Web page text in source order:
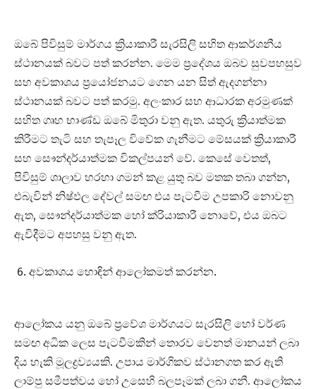
ඔබේ පිවිසුම් මාර්ගය ක්‍රියාකාරී සැරසිලි සහිත ආකර්ශනීය
ස්ථානයක් බවට පත් කරන්න. මෙම ප්‍රදේශය ඔබව සුවපහසුව
සහ අවකාශය ප්‍රයෝජනයට ගෙන යන සිත් ඇදගන්නා
ස්ථානයක් බවට පත් කරමු. අලංකාර සහ ආධාරක අරමුණක්
සහිත ගෘහ භාණ්ඩ ඔබේ මිතුරා වනු ඇත. යතුරු ක්‍රියාත්මක
කිරීමට තැටි සහ තැපෑල විවේක ගැනීමට මේසයක් ක්‍රියාකාරී
සහ සෞන්දර්යාත්මක විකල්පයන් වේ. කෙසේ වෙතත්,
පිවිසුම් ශාලාව හරහා ගමන් කළ යුතු බව මතක තබා ගන්න,
එබැවින් නිෂ්ඵල දේවල් සමඟ එය පැටවීම උපකාරි නොවනු
ඇත, සෞන්දර්යාත්මක හෝ ක්රියාකාරී නොවේ, එය ඔබට
ඇවිදීමට අපහසු වනු ඇත.
අවකාශය හොඳින් ආලෝකමත් කරන්න.
ආලෝකය යනු ඔබේ ප්‍රවේශ මාර්ගයට සැරසිලි හෝ වර්ණ
සමඟ අධික ලෙස පැටවීමකින් තොරව වෙනත් මානයන් ලබා
දිය හැකි මූලද්‍රව්‍යයකි. උපාය මාර්ගිකව ස්ථානගත කර ඇති
ලාම්පු සමීපත්වය හෝ උසෙහි බලපෑමක් ලබා ගනී. ආලෝකය